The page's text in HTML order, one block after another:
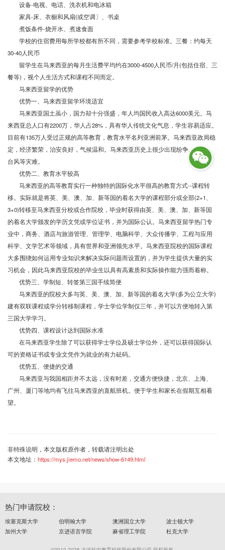
设备-电视、电话、洗衣机和电冰箱
家具-床、衣橱和风扇(或空调〕、书桌
煮饭条件-烧开水、煮速食面
学校的住宿费用每所学校都有所不同，需要参考学校标准。三餐：约每天
30-40人民币
留学生在马来西亚的每月生活费平均约在3000-4500人民币/月(包括住宿、三
餐等) ，视个人生活方式和课程不同而定。
马来西亚留学的优势
优势一、马来西亚留学环境适宜
马来西亚国土虽小，国力却十分强盛，年人均国民收入高达6000美元。马
来西亚总人口有2200万，华人占28% ，具有华人传统文化气息，学生容易适应。
目前有135万人受过正规的高等教育，教育水平名列亚洲前茅。马来西亚政局稳
定，经济繁荣，治安良好，气候温和。马来西亚历史上很少出现纷争、地震、
台风等灾难。
优势二、教育水平较高
马来西亚的高等教育实行一种独特的国际化水平很高的教育方式--课程转
移。实际就是将英、美、澳、加、新等国的着名大学的课程部分或全部(2+1、
3+0)转移至马来西亚分校或合作院校，毕业时获得由英、美、澳、加、新等国
的着名大学颁发的学历文凭或学位证书，并为国际公认。马来西亚留学热门专
业中，商务、酒店与旅游管理、管理学、电脑科学、大众传播学、工程与应用
科学、文学艺术等领域，具有世界和亚洲领先水平。马来西亚院校的国际课程
大多围绕如何运用专业知识来解决实际问题而设置的，并为学生提供大量的实
习机会，因此马来西亚院校的毕业生以具有高素质和实际操作能力强而着称。
优势三、学制短、转签第三国手续简便
马来西亚的院校大多与英、美、澳、加、新等国的着名大学(多为公立大学)
建有双联课程或学分转移制课程，学士学位学制仅三年，并可以方便地转入第
三国大学学习。
优势四、课程设计达到国际水准
在马来西亚学生除了可以获得学士学位及硕士学位外，还可以获得国际认
可的资格证书或专业文凭作为就业的有力砝码。
优势五、便捷的交通
马来西亚与我国相距并不太远，没有时差，交通方便快捷，北京、上海、
广州、厦门等地均有飞往马来西亚的直航班机。便于学生和家长在假期互相看
望。
非特殊说明，本文版权原作者，转载请注明出处
本文地址： https://mys.jiemo.net/news/show-6149.html
热门申请院校：
埃塞克斯大学 伯明翰大学 澳洲国立大学
波士顿大学
加州大学
京进语言学院 麻省理工学院 杜克大学